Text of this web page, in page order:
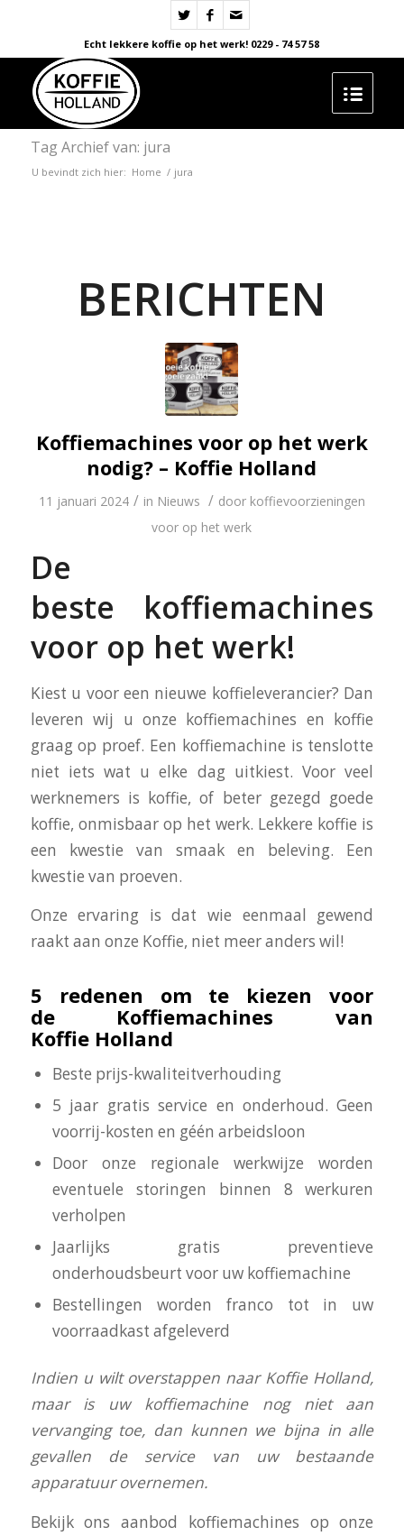
Echt lekkere koffie op het werk! 0229 - 74 57 58
Tag Archief van: jura
U bevindt zich hier: Home / jura
BERICHTEN
Koffiemachines voor op het werk
nodig? – Koffie Holland
11 januari 2024 / in Nieuws / door koffievoorzieningen
voor op het werk
De
beste koffiemachines
voor op het werk!
Kiest u voor een nieuwe koffieleverancier? Dan
leveren wij u onze koffiemachines en koffie
graag op proef. Een koffiemachine is tenslotte
niet iets wat u elke dag uitkiest. Voor veel
werknemers is koffie, of beter gezegd goede
koffie, onmisbaar op het werk. Lekkere koffie is
een kwestie van smaak en beleving. Een
kwestie van proeven.
Onze ervaring is dat wie eenmaal gewend
raakt aan onze Koffie, niet meer anders wil!
5 redenen om te kiezen voor
de Koffiemachines van
Koffie Holland
Beste prijs-kwaliteitverhouding
5 jaar gratis service en onderhoud. Geen
voorrij-kosten en géén arbeidsloon
Door onze regionale werkwijze worden
eventuele storingen binnen 8 werkuren
verholpen
Jaarlijks gratis preventieve
onderhoudsbeurt voor uw koffiemachine
Bestellingen worden franco tot in uw
voorraadkast afgeleverd
Indien u wilt overstappen naar Koffie Holland,
maar is uw koffiemachine nog niet aan
vervanging toe, dan kunnen we bijna in alle
gevallen de service van uw bestaande
apparatuur overnemen.
Bekijk ons aanbod koffiemachines op onze